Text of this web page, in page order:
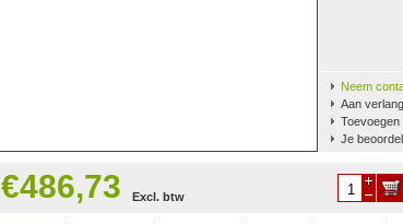
Neem
Aan
Toevoegen
Je
€486,73 Excl. btw